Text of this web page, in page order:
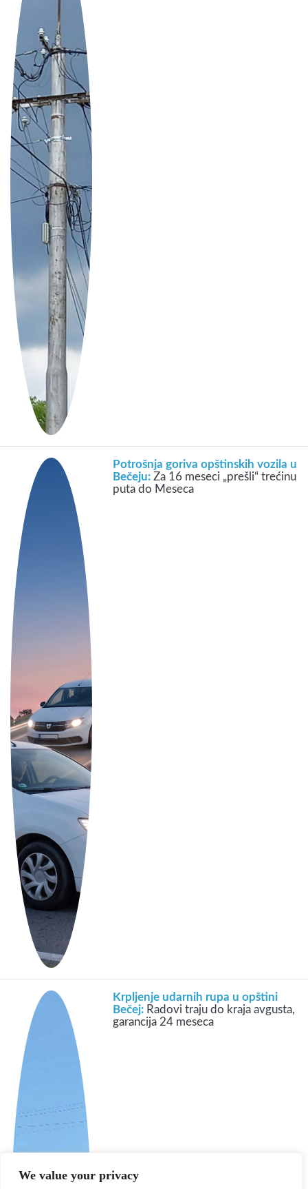
We value your privacy
Potrošnja goriva opštinskih vozila u
Bečeju:Za 16 meseci „prešli“ trećinu
puta do Meseca
Krpljenje udarnih rupa u opštini
Bečej: Radovi traju do kraja avgusta,
garancija 24 meseca